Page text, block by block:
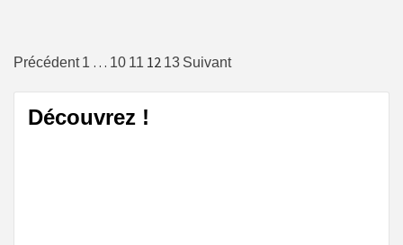
Navigation
des
articles
Précédent 1 … 10 11 12 13 Suivant
Découvrez !